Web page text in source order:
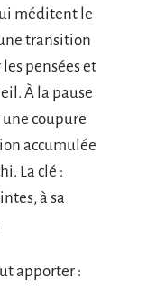
méditent le
transition
pensées et
À la pause
coupure
accumulée
La clé :
à sa
apporter :